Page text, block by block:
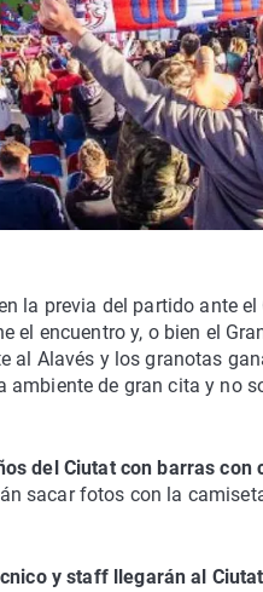
la previa del partido ante
el encuentro y, o bien el
Alavés y los granotas
de gran cita y no
del Ciutat con barras con
sacar fotos con la
y staff llegarán al